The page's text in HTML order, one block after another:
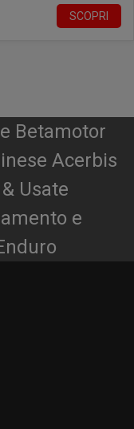
SCOPRI
Betamotor
Acerbis
Usate
e